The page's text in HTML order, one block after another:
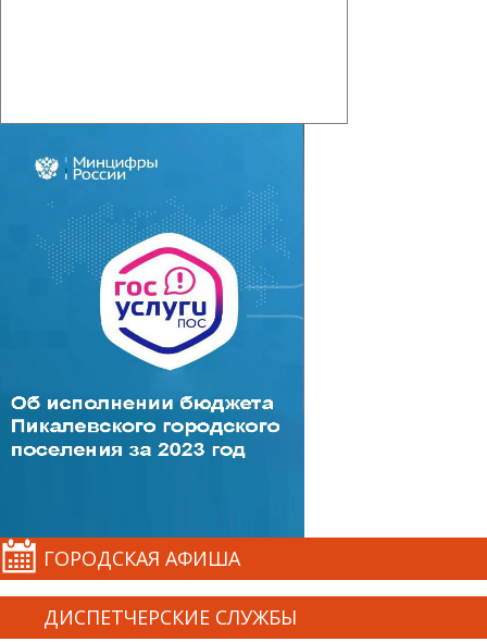
ГОРОДСКАЯ АФИША
ДИСПЕТЧЕРСКИЕ СЛУЖБЫ